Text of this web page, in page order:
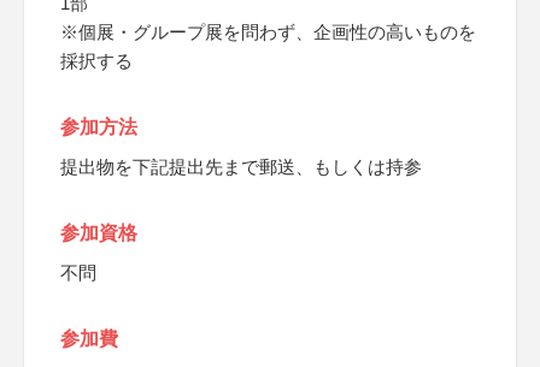
※個展・グループ展を問わず、企画性の高いものを
採択する
参加方法
提出物を下記提出先まで郵送、もしくは持参
参加資格
不問
参加費